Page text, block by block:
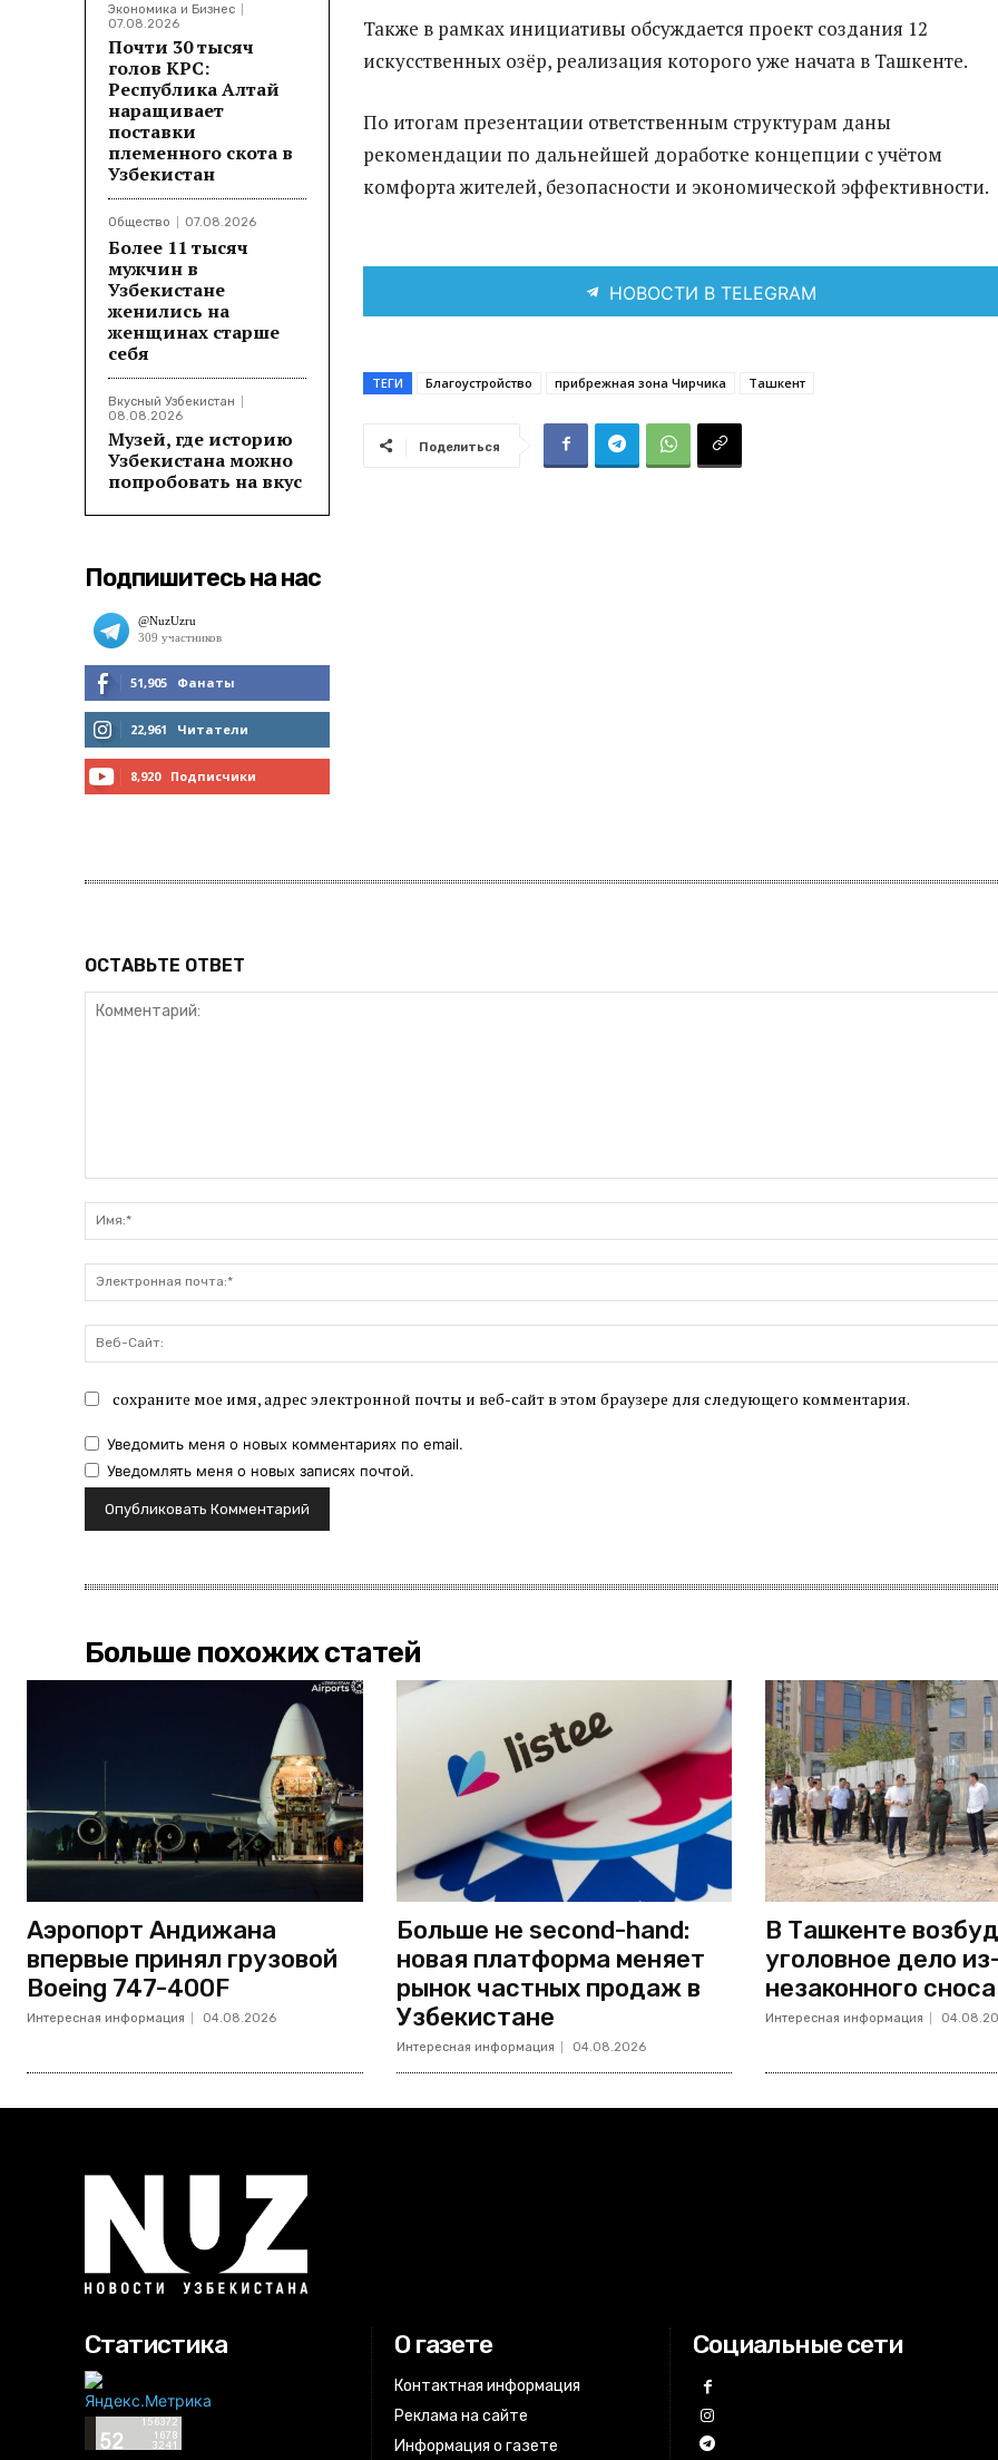
Экономика и Бизнес
07.08.2026
Почти 30 тысяч
голов КРС:
Республика Алтай
наращивает
поставки
племенного скота в
Узбекистан
Общество 07.08.2026
Более 11 тысяч
мужчин в
Узбекистане
женились на
женщинах старше
себя
Вкусный Узбекистан
08.08.2026
Музей, где историю
Узбекистана можно
попробовать на вкус
Подпишитесь на нас
51,905 Фанаты
МНЕ НРАВИТСЯ
22,961 Читатели
8,920 Подписчики
Также в рамках инициативы обсуждается проект создания 12
искусственных озёр, реализация которого уже начата в Ташкенте.
По итогам презентации ответственным структурам даны
рекомендации по дальнейшей доработке концепции с учётом
комфорта жителей, безопасности и экономической эффективности.
НОВОСТИ В TELEGRAM
ТЕГИ Благоустройство прибрежная зона Чирчика Ташкент
Поделиться
ОСТАВЬТЕ ОТВЕТ
сохраните мое имя, адрес электронной почты и веб-сайт в этом браузере для следующего комментария.
Уведомить меня о новых комментариях по email.
Уведомлять меня о новых записях почтой.
Больше похожих статей
Аэропорт Андижана
впервые принял грузовой
Boeing 747-400F
Интересная информация 04.08.2026
Больше не second-hand:
новая платформа меняет
рынок частных продаж в
Узбекистане
Интересная информация 04.08.2026
В Ташкенте
уголовное дело
незаконного
Интересная информация
Статистика О газете
Контактная информация
Реклама на сайте
Информация о газете
Социальные сети